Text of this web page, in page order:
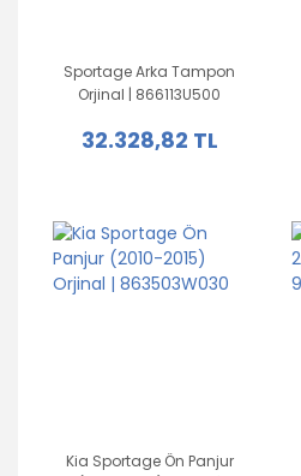
Sportage Arka Tampon
Orjinal | 866113U500
32.328,82 TL
Kia Sportage Ön Panjur